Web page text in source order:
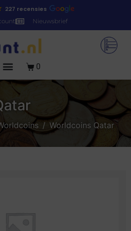
227 recensies
Nieuwsbrief
0
Worldcoins Qatar